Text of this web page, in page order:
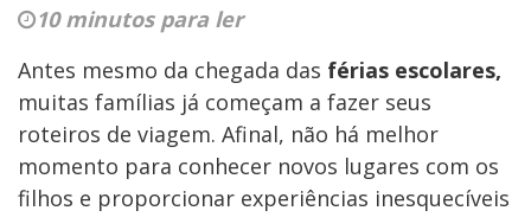
10 minutos para ler
Antes mesmo da chegada das férias escolares,
muitas famílias já começam a fazer seus
roteiros de viagem. Afinal, não há melhor
momento para conhecer novos lugares com os
filhos e proporcionar experiências inesquecíveis